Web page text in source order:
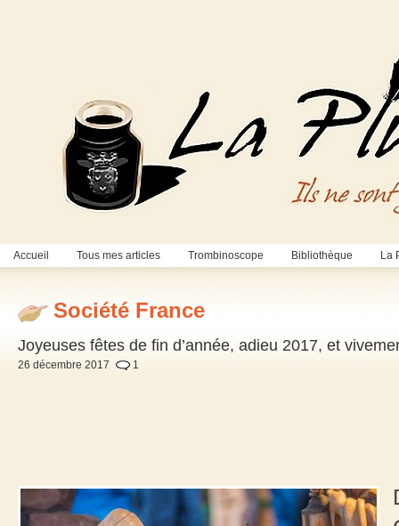
Accueil Tous mes articles Trombinoscope Bibliothèque La
Société France
Joyeuses fêtes de fin d’année, adieu 2017, et
26 décembre 2017 1